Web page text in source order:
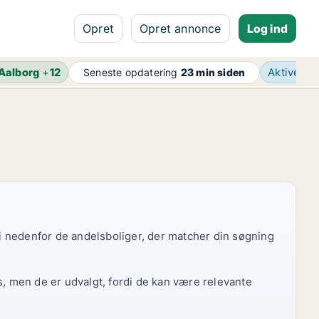
Opret Opret annonce Log ind
+12 Seneste opdatering 23 min siden Aktive
de andelsboliger, der matcher din søgning
men de er udvalgt, fordi de kan være relevante